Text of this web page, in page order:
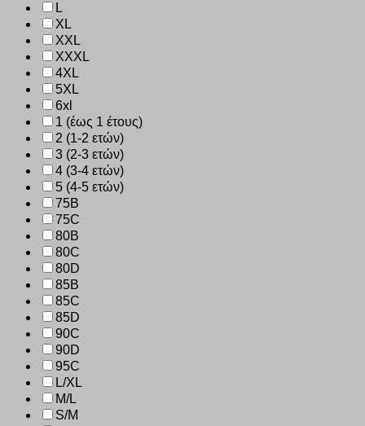
L
XL
XXL
XXXL
4XL
5XL
6xl
1 (έως 1 έτους)
2 (1-2 ετών)
3 (2-3 ετών)
4 (3-4 ετών)
5 (4-5 ετών)
75B
75C
80B
80C
80D
85B
85C
85D
90C
90D
95C
L/XL
M/L
S/M